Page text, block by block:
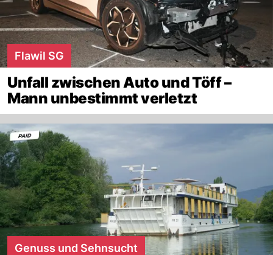
Flawil SG
Unfall zwischen Auto und Töff –
Mann unbestimmt verletzt
Genuss und Sehnsucht